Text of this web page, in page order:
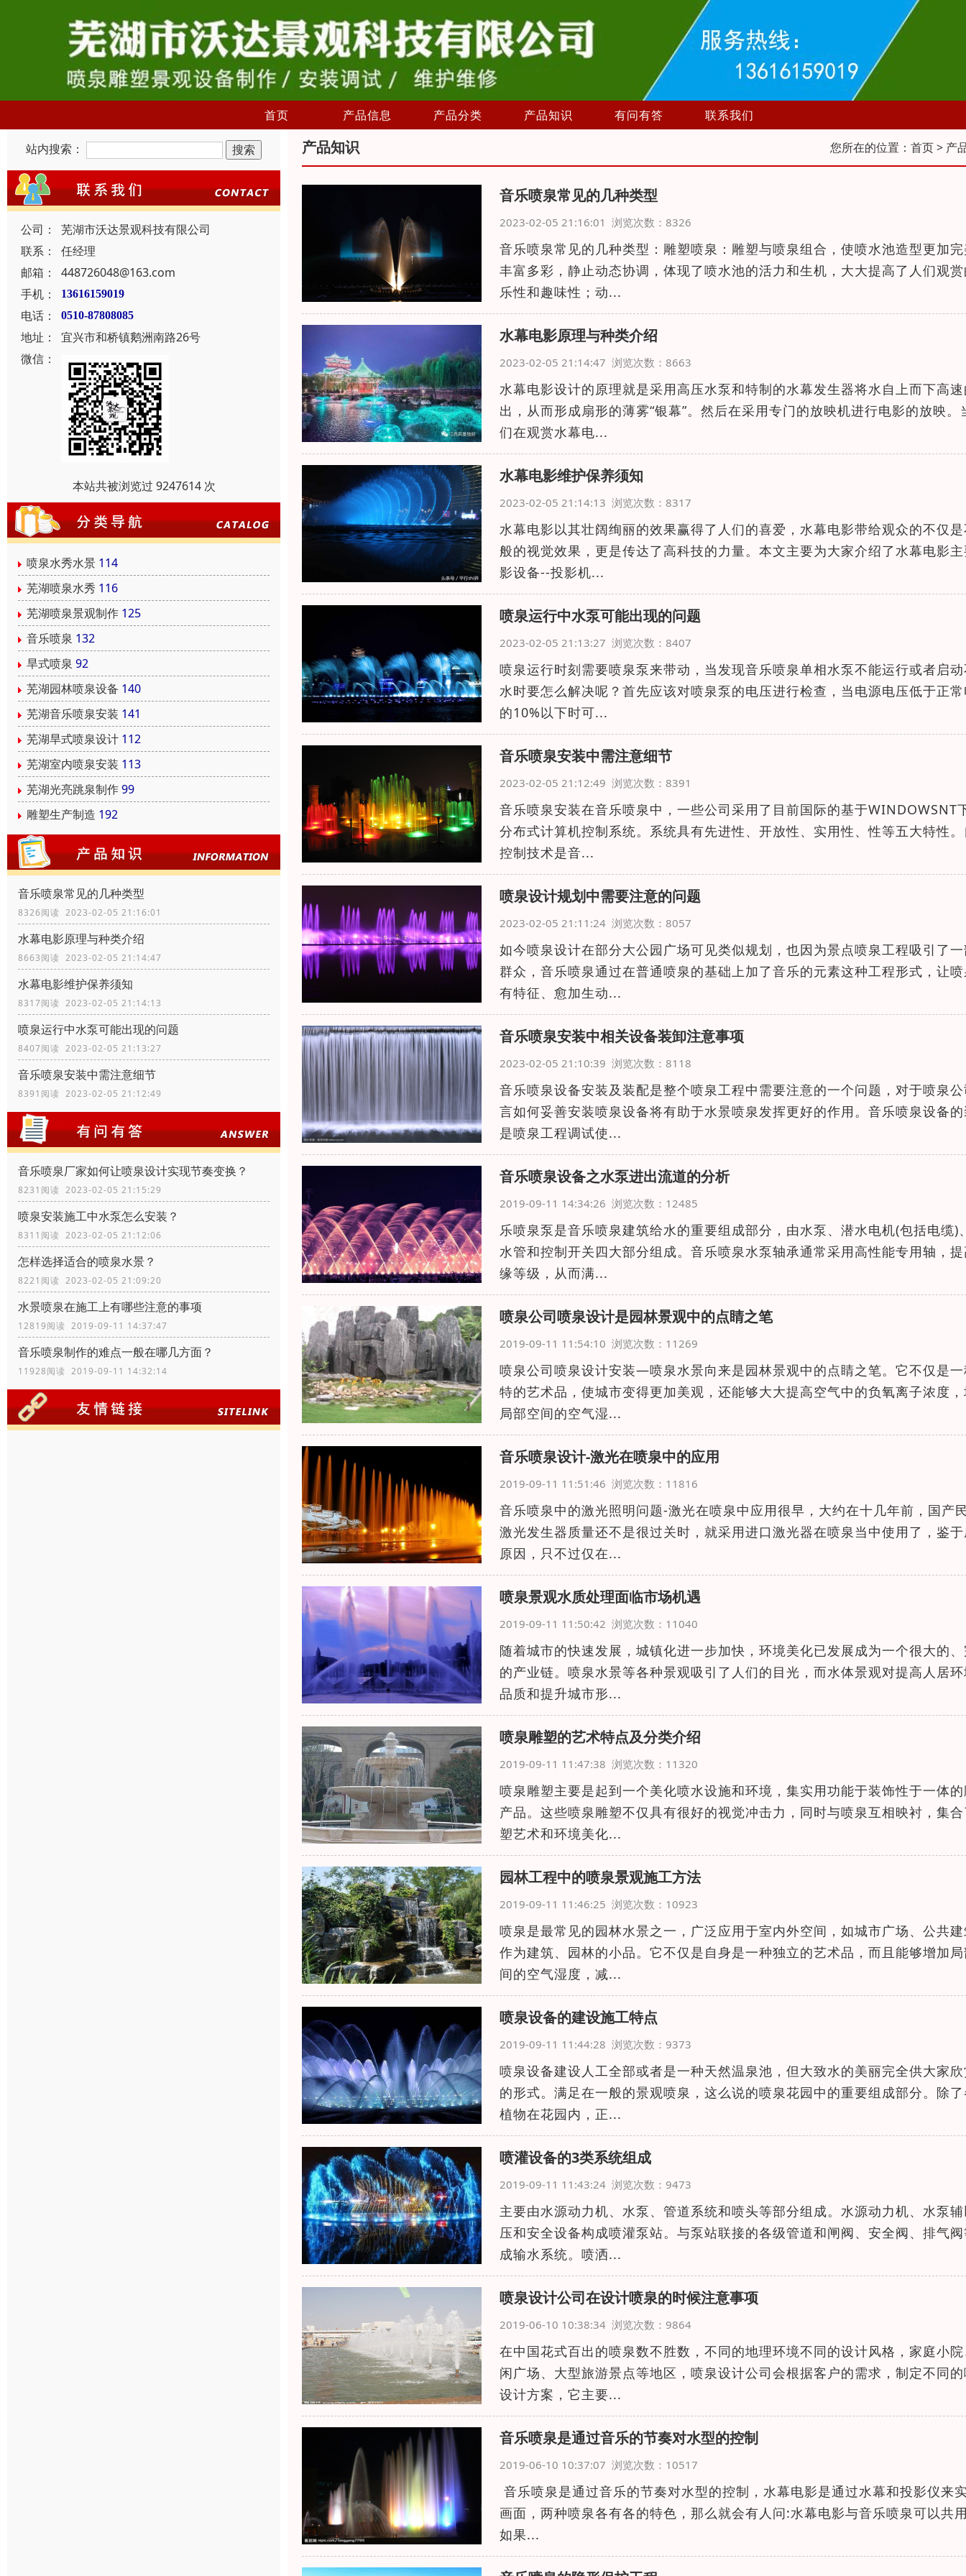
首页 产品信息 产品分类 产品知识 有问有答 联系我们
站内搜索：
公司：
芜湖市沃达景观科技有限公司
联系：
任经理
邮箱：
448726048@163.com
手机：
13616159019
电话： 0510-87808085
地址：
宜兴市和桥镇鹅洲南路26号
微信：
本站共被浏览过 9247614 次
喷泉水秀水景 114
芜湖喷泉水秀 116
芜湖喷泉景观制作 125
音乐喷泉 132
旱式喷泉 92
芜湖园林喷泉设备 140
芜湖音乐喷泉安装 141
芜湖旱式喷泉设计 112
芜湖室内喷泉安装 113
芜湖光亮跳泉制作99
雕塑生产制造 192
音乐喷泉常见的几种类型
8326阅读 2023-02-05 21:16:01
水幕电影原理与种类介绍
8663阅读 2023-02-05 21:14:47
水幕电影维护保养须知
8317阅读 2023-02-05 21:14:13
喷泉运行中水泵可能出现的问题
8407阅读 2023-02-05 21:13:27
音乐喷泉安装中需注意细节
8391阅读 2023-02-05 21:12:49
音乐喷泉厂家如何让喷泉设计实现节奏变换？
8231阅读 2023-02-05 21:15:29
喷泉安装施工中水泵怎么安装？
8311阅读 2023-02-05 21:12:06
怎样选择适合的喷泉水景？
8221阅读 2023-02-05 21:09:20
水景喷泉在施工上有哪些注意的事项
12819阅读 2019-09-11 14:37:47
音乐喷泉制作的难点一般在哪几方面？
11928阅读 2019-09-11 14:32:14
产品知识 您所在的位置： 首页> 产
音乐喷泉常见的几种类型
2023-02-05 21:16:01 浏览次数：8326
音乐喷泉常见的几种类型：雕塑喷泉：雕塑与喷泉组合，使喷水池造型更加
丰富多彩，静止动态协调，体现了喷水池的活力和生机，大大提高了人们观
乐性和趣味性；动...
水幕电影原理与种类介绍
2023-02-05 21:14:47 浏览次数：8663
水幕电影设计的原理就是采用高压水泵和特制的水幕发生器将水自上而下高
出，从而形成扇形的薄雾“银幕”。然后在采用专门的放映机进行电影的放映。
们在观赏水幕电...
水幕电影维护保养须知
2023-02-05 21:14:13 浏览次数：8317
水幕电影以其壮阔绚丽的效果赢得了人们的喜爱，水幕电影带给观众的不仅
般的视觉效果，更是传达了高科技的力量。本文主要为大家介绍了水幕电影
影设备--投影机...
喷泉运行中水泵可能出现的问题
2023-02-05 21:13:27 浏览次数：8407
喷泉运行时刻需要喷泉泵来带动，当发现音乐喷泉单相水泵不能运行或者启
水时要怎么解决呢？首先应该对喷泉泵的电压进行检查，当电源电压低于正
的10%以下时可...
音乐喷泉安装中需注意细节
2023-02-05 21:12:49 浏览次数：8391
音乐喷泉安装在音乐喷泉中，一些公司采用了目前国际的基于WINDOWSNT
分布式计算机控制系统。系统具有先进性、开放性、实用性、性等五大特性
控制技术是音...
喷泉设计规划中需要注意的问题
2023-02-05 21:11:24 浏览次数：8057
如今喷泉设计在部分大公园广场可见类似规划，也因为景点喷泉工程吸引了
群众，音乐喷泉通过在普通喷泉的基础上加了音乐的元素这种工程形式，让
有特征、愈加生动...
音乐喷泉安装中相关设备装卸注意事项
2023-02-05 21:10:39 浏览次数：8118
音乐喷泉设备安装及装配是整个喷泉工程中需要注意的一个问题，对于喷泉
言如何妥善安装喷泉设备将有助于水景喷泉发挥更好的作用。音乐喷泉设备
是喷泉工程调试使...
音乐喷泉设备之水泵进出流道的分析
2019-09-11 14:34:26 浏览次数：12485
乐喷泉泵是音乐喷泉建筑给水的重要组成部分，由水泵、潜水电机(包括电缆)
水管和控制开关四大部分组成。音乐喷泉水泵轴承通常采用高性能专用轴，
缘等级，从而满...
喷泉公司喷泉设计是园林景观中的点睛之笔
2019-09-11 11:54:10 浏览次数：11269
喷泉公司喷泉设计安装—喷泉水景向来是园林景观中的点睛之笔。它不仅是
特的艺术品，使城市变得更加美观，还能够大大提高空气中的负氧离子浓度
局部空间的空气湿...
音乐喷泉设计-激光在喷泉中的应用
2019-09-11 11:51:46 浏览次数：11816
音乐喷泉中的激光照明问题-激光在喷泉中应用很早，大约在十几年前，国产
激光发生器质量还不是很过关时，就采用进口激光器在喷泉当中使用了，鉴
原因，只不过仅在...
喷泉景观水质处理面临市场机遇
2019-09-11 11:50:42 浏览次数：11040
随着城市的快速发展，城镇化进一步加快，环境美化已发展成为一个很大的
的产业链。喷泉水景等各种景观吸引了人们的目光，而水体景观对提高人居
品质和提升城市形...
喷泉雕塑的艺术特点及分类介绍
2019-09-11 11:47:38 浏览次数：11320
喷泉雕塑主要是起到一个美化喷水设施和环境，集实用功能于装饰性于一体
产品。这些喷泉雕塑不仅具有很好的视觉冲击力，同时与喷泉互相映衬，集
塑艺术和环境美化...
园林工程中的喷泉景观施工方法
2019-09-11 11:46:25 浏览次数：10923
喷泉是最常见的园林水景之一，广泛应用于室内外空间，如城市广场、公共
作为建筑、园林的小品。它不仅是自身是一种独立的艺术品，而且能够增加
间的空气湿度，减...
喷泉设备的建设施工特点
2019-09-11 11:44:28 浏览次数：9373
喷泉设备建设人工全部或者是一种天然温泉池，但大致水的美丽完全供大家
的形式。满足在一般的景观喷泉，这么说的喷泉花园中的重要组成部分。除
植物在花园内，正...
喷灌设备的3类系统组成
2019-09-11 11:43:24 浏览次数：9473
主要由水源动力机、水泵、管道系统和喷头等部分组成。水源动力机、水泵
压和安全设备构成喷灌泵站。与泵站联接的各级管道和闸阀、安全阀、排气
成输水系统。喷洒...
喷泉设计公司在设计喷泉的时候注意事项
2019-06-10 10:38:34 浏览次数：9864
在中国花式百出的喷泉数不胜数，不同的地理环境不同的设计风格，家庭小
闲广场、大型旅游景点等地区，喷泉设计公司会根据客户的需求，制定不同
设计方案，它主要...
音乐喷泉是通过音乐的节奏对水型的控制
2019-06-10 10:37:07 浏览次数：10517
音乐喷泉是通过音乐的节奏对水型的控制，水幕电影是通过水幕和投影仪来
画面，两种喷泉各有各的特色，那么就会有人问:水幕电影与音乐喷泉可以共
如果...